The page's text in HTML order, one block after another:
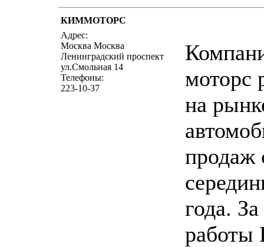
КИММОТОРС
Адрес:
Москва Москва
Ленинградский проспект
ул.Смольная 14
Телефоны:
223-10-37
моторс
на
продаж
года.
работы